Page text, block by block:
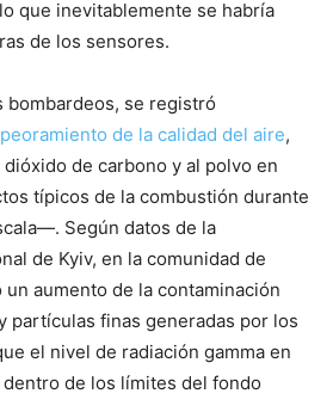
que inevitablemente se habría
de los sensores.
bombardeos, se registró
de la calidad del aire,
de carbono y al polvo en
típicos de la combustión durante
Según datos de la
de Kyiv, en la comunidad de
aumento de la contaminación
partículas finas generadas por los
el nivel de radiación gamma en
de los límites del fondo